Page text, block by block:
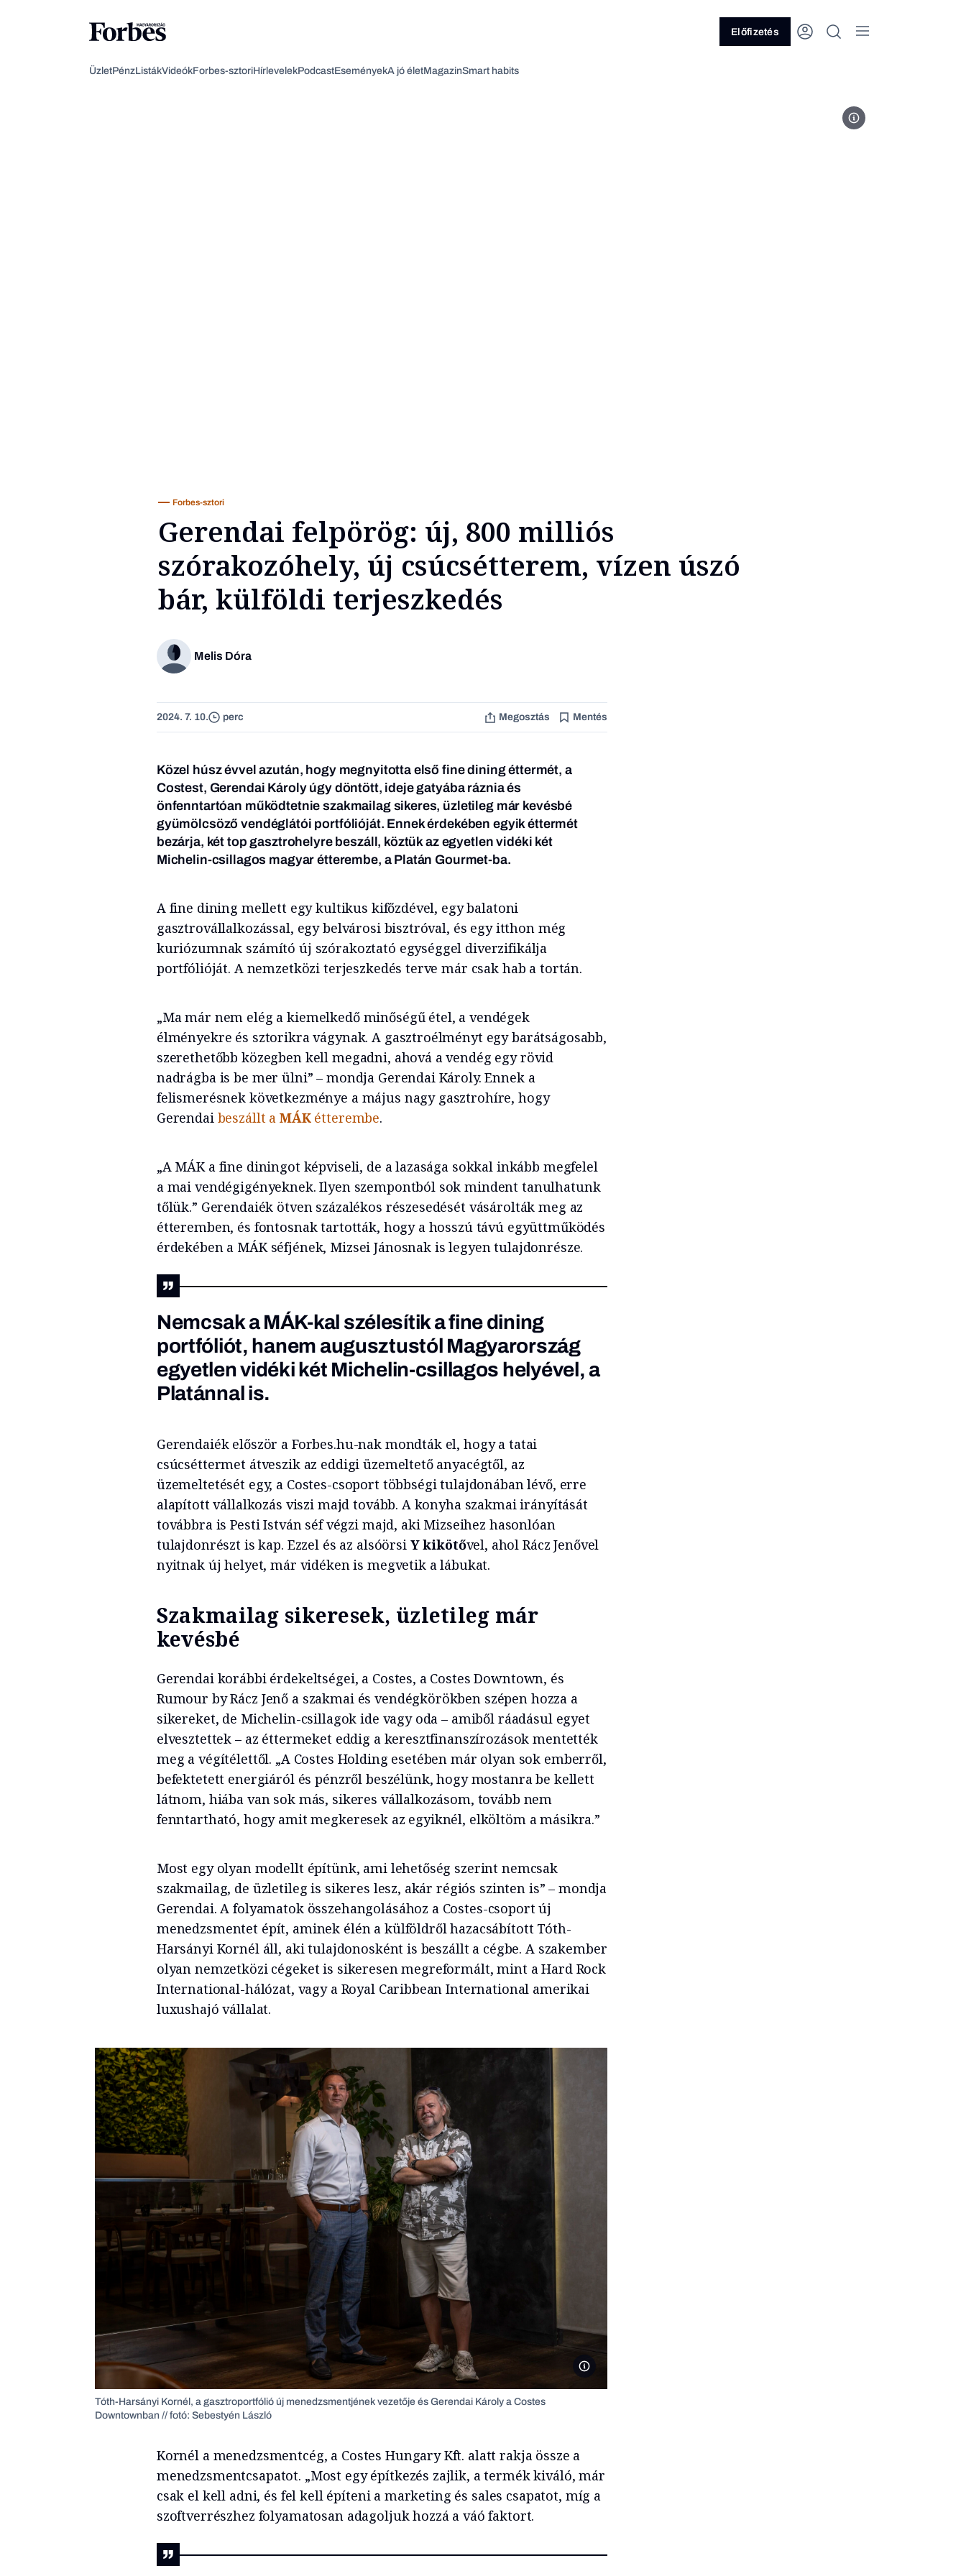
Előfizetés
ÜzletPénzListákVideókForbes-sztoriHírlevelekPodcastEseményekA jó életMagazinSmart habits
Sebestyén László
Forbes-sztori
Gerendai felpörög: új, 800 milliós
szórakozóhely, új csúcsétterem, vízen úszó
bár, külföldi terjeszkedés
Melis Dóra
2024. 7. 10. perc Megosztás Mentés
Közel húsz évvel azután, hogy megnyitotta első fine dining éttermét, a
Costest, Gerendai Károly úgy döntött, ideje gatyába ráznia és
önfenntartóan működtetnie szakmailag sikeres, üzletileg már kevésbé
gyümölcsöző vendéglátói portfólióját. Ennek érdekében egyik éttermét
bezárja, két top gasztrohelyre beszáll, köztük az egyetlen vidéki két
Michelin-csillagos magyar étterembe, a Platán Gourmet-ba.
A fine dining mellett egy kultikus kifőzdével, egy balatoni
gasztrovállalkozással, egy belvárosi bisztróval, és egy itthon még
kuriózumnak számító új szórakoztató egységgel diverzifikálja
portfólióját. A nemzetközi terjeszkedés terve már csak hab a tortán.
„Ma már nem elég a kiemelkedő minőségű étel, a vendégek
élményekre és sztorikra vágynak. A gasztroélményt egy barátságosabb,
szerethetőbb közegben kell megadni, ahová a vendég egy rövid
nadrágba is be mer ülni” – mondja Gerendai Károly. Ennek a
felismerésnek következménye a május nagy gasztrohíre, hogy
Gerendai beszállt a MÁKétterembe.
„A MÁK a fine diningot képviseli, de a lazasága sokkal inkább megfelel
a mai vendégigényeknek. Ilyen szempontból sok mindent tanulhatunk
tőlük.” Gerendaiék ötven százalékos részesedését vásárolták meg az
étteremben, és fontosnak tartották, hogy a hosszú távú együttműködés
érdekében a MÁK séfjének, Mizsei Jánosnak is legyen tulajdonrésze.
Nemcsak a MÁK-kal szélesítik a fine dining
portfóliót, hanem augusztustól Magyarország
egyetlen vidéki két Michelin-csillagos helyével, a
Platánnalis.
Gerendaiék először a Forbes.hu-nak mondták el, hogy a tatai
csúcséttermet átveszik az eddigi üzemeltető anyacégtől, az
üzemeltetését egy, a Costes-csoport többségi tulajdonában lévő, erre
alapított vállalkozás viszi majd tovább. A konyha szakmai irányítását
továbbra is Pesti István séf végzi majd, aki Mizseihez hasonlóan
tulajdonrészt is kap. Ezzel és az alsóörsi Y kikötővel, ahol Rácz Jenővel
nyitnak új helyet, már vidéken is megvetik a lábukat.
Szakmailag sikeresek, üzletileg már
kevésbé
Gerendai korábbi érdekeltségei, a Costes, a Costes Downtown, és
Rumour by Rácz Jenő a szakmai és vendégkörökben szépen hozza a
sikereket, de Michelin-csillagok ide vagy oda – amiből ráadásul egyet
elvesztettek – az éttermeket eddig a keresztfinanszírozások mentették
meg a végítélettől. „A Costes Holding esetében már olyan sok emberről,
befektetett energiáról és pénzről beszélünk, hogy mostanra be kellett
látnom, hiába van sok más, sikeres vállalkozásom, tovább nem
fenntartható, hogy amit megkeresek az egyiknél, elköltöm a másikra.”
Most egy olyan modellt építünk, ami lehetőség szerint nemcsak
szakmailag, de üzletileg is sikeres lesz, akár régiós szinten is” – mondja
Gerendai. A folyamatok összehangolásához a Costes-csoport új
menedzsmentet épít, aminek élén a külföldről hazacsábított Tóth-
Harsányi Kornél áll, aki tulajdonosként is beszállt a cégbe. A szakember
olyan nemzetközi cégeket is sikeresen megreformált, mint a Hard Rock
International-hálózat, vagy a Royal Caribbean International amerikai
luxushajó vállalat.
Tóth-Harsányi Kornél, a gasztroportfólió új menedzsmentjének vezetője és Gerendai Károly a Costes
Downtownban // fotó: Sebestyén László
Kornél a menedzsmentcég, a Costes Hungary Kft. alatt rakja össze a
menedzsmentcsapatot. „Most egy építkezés zajlik, a termék kiváló, már
csak el kell adni, és fel kell építeni a marketing és sales csapatot, míg a
szoftverrészhez folyamatosan adagoljuk hozzá a váó faktort.